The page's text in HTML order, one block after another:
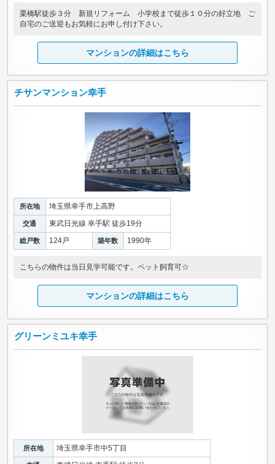
栗橋駅徒歩３分 新規リフォーム 小学校まで徒歩１０分の好立地 ご
自宅のご送迎もお気軽にお申し付け下さい。
マンションの詳細はこちら
チサンマンション幸手
所在地 埼玉県幸手市上高野
交通 東武日光線 幸手駅 徒歩19分
総戸数 124戸 築年数 1990年
こちらの物件は当日見学可能です。ペット飼育可☆
マンションの詳細はこちら
グリーンミユキ幸手
所在地 埼玉県幸手市中5丁目